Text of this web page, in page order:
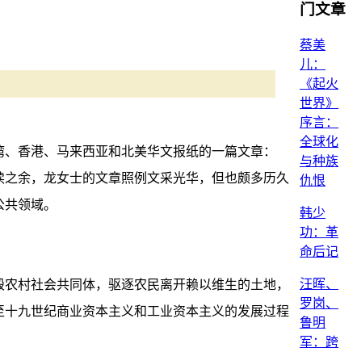
香港、马来西亚和北美华文报纸的一篇文章：
余，龙女士的文章照例文采光华，但也颇多历久
领域。
村社会共同体，驱逐农民离开赖以维生的土地，
九世纪商业资本主义和工业资本主义的发展过程
门文章
蔡美
儿：
《起火
世界》
序言：
全球化
与种族
仇恨
韩少
功：革
命后记
汪晖、
罗岗、
鲁明
军：跨